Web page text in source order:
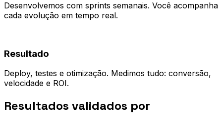
Desenvolvemos com sprints semanais. Você acompanha
cada evolução em tempo real.
Resultado
Deploy, testes e otimização. Medimos tudo: conversão,
velocidade e ROI.
Resultados validados por